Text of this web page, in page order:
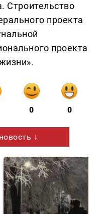
Строительство
проекта
проекта
0 0
↓